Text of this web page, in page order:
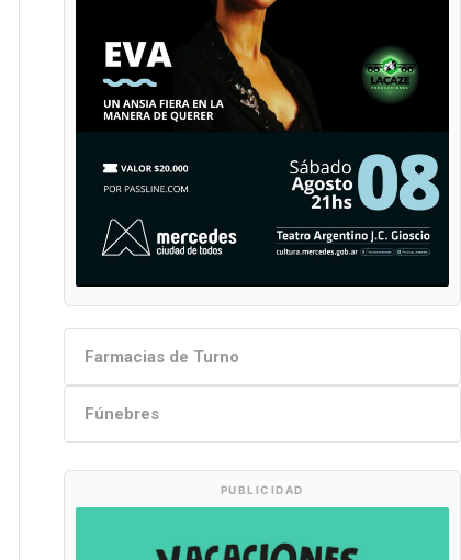
Farmacias de Turno
Fúnebres
PUBLICIDAD